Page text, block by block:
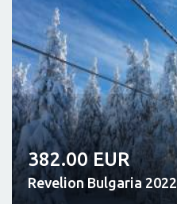
382.00 EUR
Revelion Bulgaria 2022